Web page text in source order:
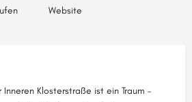
Website
Klosterstraße ist ein Traum –